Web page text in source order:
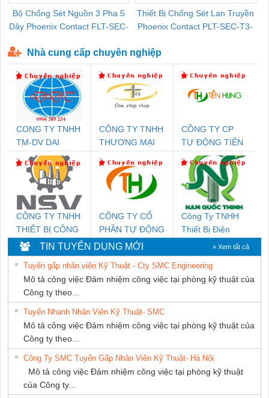
Bộ Chống Sét Nguồn 3 Pha 5
Dây Phoenix Contact FLT-SEC-
Thiết Bị Chống Sét Lan Truyền
Phoenix Contact PLT-SEC-T3-
Nhà cung cấp chuyên nghiệp
CONG TY TNHH
TM-DV DAI
DONG THANH
CÔNG TY TNHH
THƯƠNG MẠI
NAM
CÔNG TY CP
TỰ ĐỘNG TIẾN
HƯNG
CÔNG TY TNHH
THIẾT BỊ CÔNG
NGHIỆP NIHON
SETSUBI VIỆT
NAM
CÔNG TY CỔ
PHẦN TỰ ĐỘNG
TIẾN HƯNG
Công Ty TNHH
Thiết Bị Điện
Nam Quốc Thịnh
TIN TUYỂN DỤNG MỚI » Xem tất cả
Tuyển gấp nhân viên Kỹ Thuật - Cty SMC Engineering
Mô tả công việc Đảm nhiệm công việc tại phòng kỹ thuật của
Công ty theo...
Tuyển Nhanh Nhân Viên Kỹ Thuật- SMC
Mô tả công việc Đảm nhiệm công việc tại phòng kỹ thuật của
Công ty theo...
Công Ty SMC Tuyển Gấp Nhân Viên Kỹ Thuật- Hà Nội
Mô tả công việc Đảm nhiệm công việc tại phòng kỹ thuật
của Công ty...